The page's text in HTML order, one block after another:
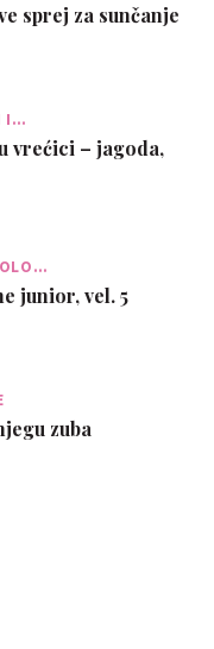
sprej za sunčanje
I…
vrećici – jagoda,
junior, vel. 5
zuba